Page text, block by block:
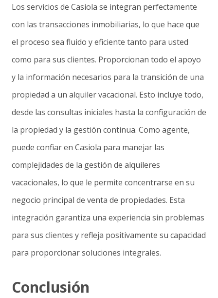
Los servicios de Casiola se integran perfectamente
con las transacciones inmobiliarias, lo que hace que
el proceso sea fluido y eficiente tanto para usted
como para sus clientes. Proporcionan todo el apoyo
y la información necesarios para la transición de una
propiedad a un alquiler vacacional. Esto incluye todo,
desde las consultas iniciales hasta la configuración de
la propiedad y la gestión continua. Como agente,
puede confiar en Casiola para manejar las
complejidades de la gestión de alquileres
vacacionales, lo que le permite concentrarse en su
negocio principal de venta de propiedades. Esta
integración garantiza una experiencia sin problemas
para sus clientes y refleja positivamente su capacidad
para proporcionar soluciones integrales.
Conclusión